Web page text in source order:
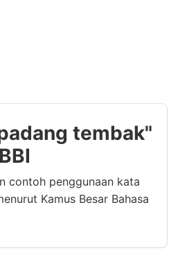
tembak"
contoh penggunaan kata
Kamus Besar Bahasa